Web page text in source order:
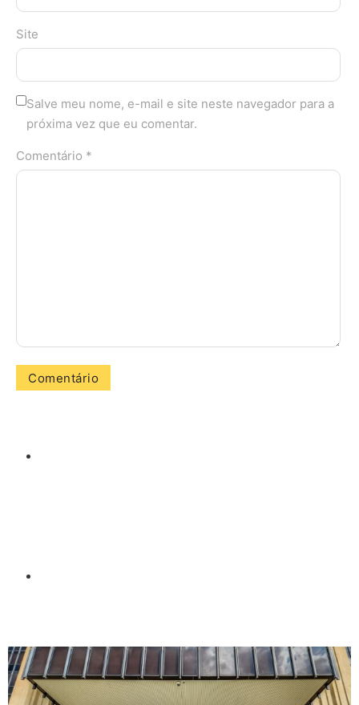
Site
Salve meu nome, e-mail e site neste navegador para a
próxima vez que eu comentar.
Comentário *